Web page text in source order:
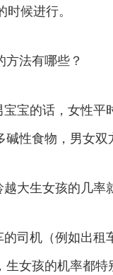
候进行。
法有哪些？
的话，女性平
性食物，男女双
生女孩的几率
司机（例如出
女孩的机率都特